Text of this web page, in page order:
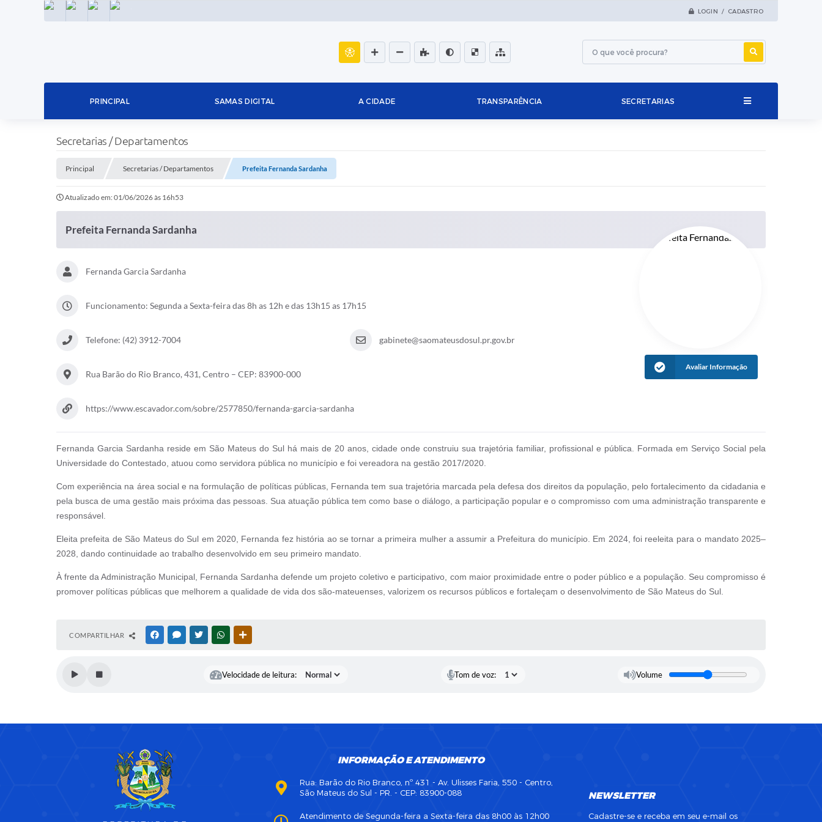
LOGIN / CADASTRO
INSTAGRAMFACEBOOKLINKEDIN
PRINCIPAL SAMAS DIGITAL A CIDADE TRANSPARÊNCIA SECRETARIAS
Secretarias / Departamentos
Principal Secretarias / Departamentos Prefeita Fernanda Sardanha
Atualizado em: 01/06/2026 às 16h53
Prefeita Fernanda Sardanha
Fernanda Garcia Sardanha
Funcionamento: Segunda a Sexta-feira das 8h as 12h e das 13h15 as 17h15
Telefone: (42) 3912-7004 gabinete@saomateusdosul.pr.gov.br
Rua Barão do Rio Branco, 431, Centro – CEP: 83900-000
https://www.escavador.com/sobre/2577850/fernanda-garcia-sardanha
Avaliar Informação
Fernanda Garcia Sardanha reside em São Mateus do Sul há mais de 20 anos, cidade onde construiu sua trajetória familiar, profissional e pública. Formada em Serviço Social pela
Universidade do Contestado, atuou como servidora pública no município e foi vereadora na gestão 2017/2020.
Com experiência na área social e na formulação de políticas públicas, Fernanda tem sua trajetória marcada pela defesa dos direitos da população, pelo fortalecimento da cidadania e
pela busca de uma gestão mais próxima das pessoas. Sua atuação pública tem como base o diálogo, a participação popular e o compromisso com uma administração transparente e
responsável.
Eleita prefeita de São Mateus do Sul em 2020, Fernanda fez história ao se tornar a primeira mulher a assumir a Prefeitura do município. Em 2024, foi reeleita para o mandato 2025–
2028, dando continuidade ao trabalho desenvolvido em seu primeiro mandato.
À frente da Administração Municipal, Fernanda Sardanha defende um projeto coletivo e participativo, com maior proximidade entre o poder público e a população. Seu compromisso é
promover políticas públicas que melhorem a qualidade de vida dos são-mateuenses, valorizem os recursos públicos e fortaleçam o desenvolvimento de São Mateus do Sul.
COMPARTILHAR FACEBOOKMESSENGER
TWITTERWHATSAPP
Velocidade de leitura: Tom de voz: Volume
INFORMAÇÃO E ATENDIMENTO
Rua: Barão do Rio Branco, nº 431 - Av. Ulisses Faria, 550 - Centro,
São Mateus do Sul - PR. - CEP: 83900-088
Atendimento de Segunda-feira a Sexta-feira das 8h00 às 12h00
NEWSLETTER
Cadastre-se e receba em seu e-mail os